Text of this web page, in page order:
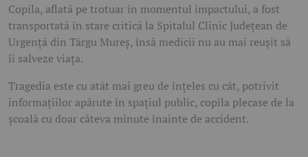
Copila, aflată pe trotuar în momentul impactului, a fost
transportată în stare critică la Spitalul Clinic Județean de
Urgență din Târgu Mureș, însă medicii nu au mai reușit să
îi salveze viața.
Tragedia este cu atât mai greu de înțeles cu cât, potrivit
informațiilor apărute în spațiul public, copila plecase de la
școală cu doar câteva minute înainte de accident.